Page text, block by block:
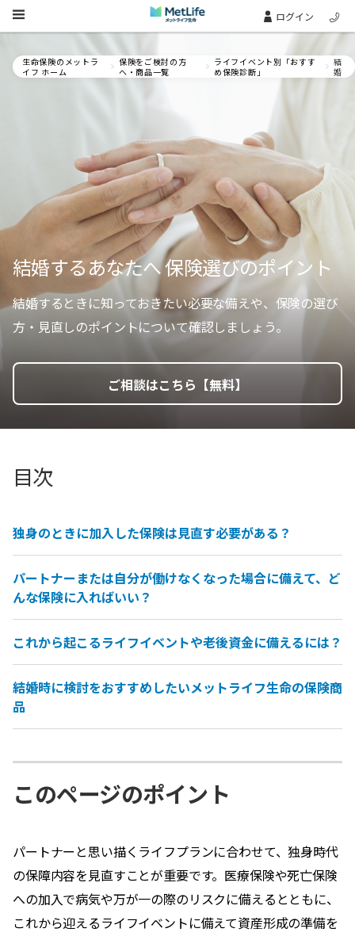
Skip Navigation ログイン
生命保険のメットラ
イフ ホーム
保険をご検討の方
へ・商品一覧
ライフイベント別「おすす
め保険診断」
結
婚
結婚するあなたへ 保険選びのポイント
結婚するときに知っておきたい必要な備えや、保険の選び
方・見直しのポイントについて確認しましょう。
ご相談はこちら【無料】
目次
独身のときに加入した保険は見直す必要がある？
パートナーまたは自分が働けなくなった場合に備えて、ど
んな保険に入ればいい？
これから起こるライフイベントや老後資金に備えるには？
結婚時に検討をおすすめしたいメットライフ生命の保険商
品
このページのポイント
パートナーと思い描くライフプランに合わせて、独身時代
の保障内容を見直すことが重要です。医療保険や死亡保険
への加入で病気や万が一の際のリスクに備えるとともに、
これから迎えるライフイベントに備えて資産形成の準備を